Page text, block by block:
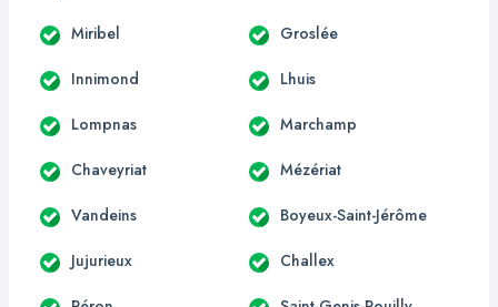
Miribel Groslée
Innimond Lhuis
Lompnas Marchamp
Chaveyriat Mézériat
Vandeins Boyeux-Saint-Jérôme
Jujurieux Challex